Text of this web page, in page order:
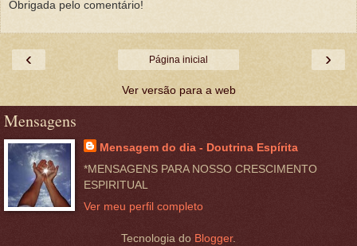
Obrigada pelo comentário!
‹ ›
Página inicial
Ver versão para a web
Mensagens
Mensagem do dia - Doutrina Espírita
*MENSAGENS PARA NOSSO CRESCIMENTO
ESPIRITUAL
Ver meu perfil completo
Tecnologia do Blogger.